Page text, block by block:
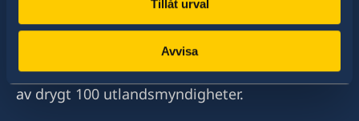
Tillåt urval
Avvisa
E-mail
consulategeneral@galeasalomone.com
Consulate General of Sweden,
Sverige har diplomatiska förbindelser med i
stort sett alla stater i världen. I ungefär hälften
av dessa stater har Sverige ambassader och
konsulat. Sveriges utrikesrepresentation består
av drygt 100 utlandsmyndigheter.